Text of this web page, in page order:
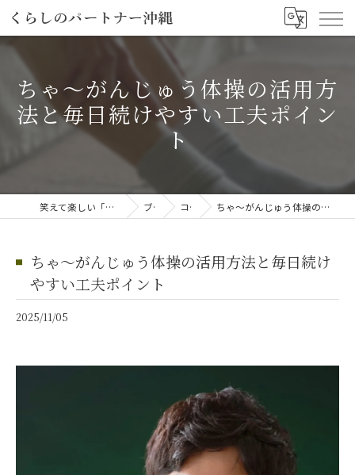
ちゃ～がんじゅう体操の活用方
法と毎日続けやすい工夫ポイン
ト
笑えて楽しい「笑える介護予防体操教室」 ブログ コラム ちゃ～がんじゅう体操の活用方法と毎日続けやすい工夫ポイント
ちゃ～がんじゅう体操の活用方法と毎日続け
やすい工夫ポイント
2025/11/05